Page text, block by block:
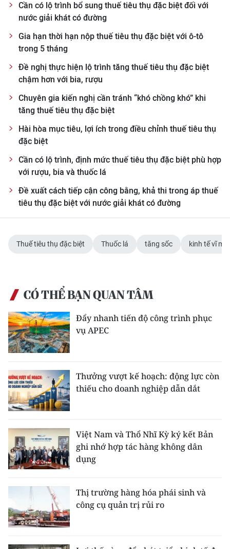
Cần có lộ trình bổ sung thuế tiêu thụ đặc biệt đối với
nước giải khát có đường
Gia hạn thời hạn nộp thuế tiêu thụ đặc biệt với ô-tô
trong 5 tháng
Đề nghị thực hiện lộ trình tăng thuế tiêu thụ đặc biệt
chậm hơn với bia, rượu
Chuyên gia kiến nghị cần tránh “khó chồng khó” khi
tăng thuế tiêu thụ đặc biệt
Hài hòa mục tiêu, lợi ích trong điều chỉnh thuế tiêu thụ
đặc biệt
Cần có lộ trình, định mức thuế tiêu thụ đặc biệt phù hợp
với rượu, bia và thuốc lá
Đề xuất cách tiếp cận công bằng, khả thi trong áp thuế
tiêu thụ đặc biệt với nước giải khát có đường
Thuế tiêu thụ đặc biệt Thuốc lá tăng sốc kinh tế vĩ mô
CÓ THỂ BẠN QUAN TÂM
Đẩy nhanh tiến độ công trình phục
vụ APEC
Thưởng vượt kế hoạch: động lực còn
thiếu cho doanh nghiệp dẫn dắt
Việt Nam và Thổ Nhĩ Kỳ ký kết Bản
ghi nhớ hợp tác hàng không dân
dụng
Thị trường hàng hóa phái sinh và
công cụ quản trị rủi ro